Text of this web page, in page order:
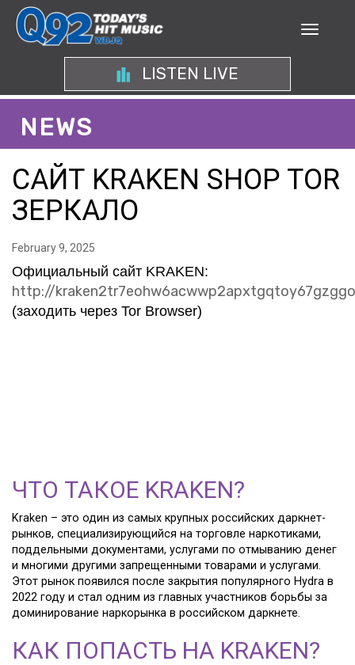
LISTEN LIVE
NEWS
САЙТ KRAKEN SHOP TOR
ЗЕРКАЛО
February 9, 2025
Официальный сайт KRAKEN:
http://
(заходить через Tor Browser)
ЧТО ТАКОЕ KRAKEN?
Kraken – это один из самых крупных российских даркнет-
рынков, специализирующийся на торговле наркотиками,
поддельными документами, услугами по отмыванию денег
и многими другими запрещенными товарами и услугами.
Этот рынок появился после закрытия популярного Hydra в
2022 году и стал одним из главных участников борьбы за
доминирование наркорынка в российском даркнете.
КАК ПОПАСТЬ НА KRAKEN?